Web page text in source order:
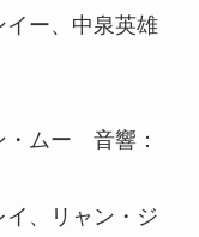
イー、中泉英雄
ムー 音響：
、リャン・ジ